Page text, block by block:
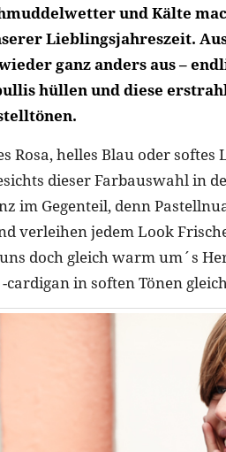
und Kälte
Lieblingsjahreszeit.
ganz anders aus –
hüllen und diese
Rosa, helles Blau oder
dieser Farbauswahl in
im Gegenteil, denn
verleihen jedem Look
doch gleich warm um´s
in soften Tönen